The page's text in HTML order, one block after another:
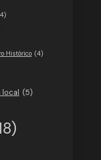
Histórico (4)
local (5)